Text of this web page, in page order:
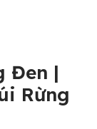
Đen |
Rừng